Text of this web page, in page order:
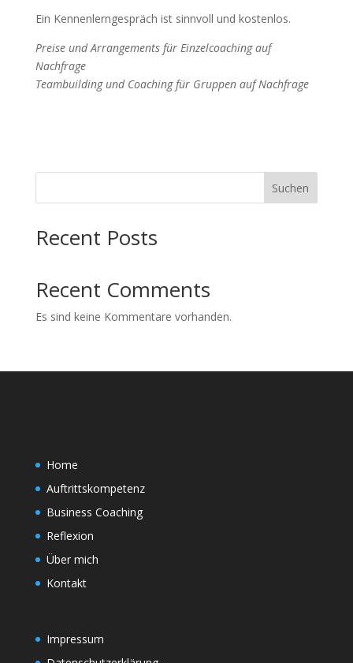
Ein Kennenlerngespräch ist sinnvoll und kostenlos.
Preise und Arrangements für Einzelcoaching auf
Nachfrage
Teambuilding und Coaching für Gruppen auf Nachfrage
Suchen
Recent Posts
Recent Comments
Es sind keine Kommentare vorhanden.
Home
Auftrittskompetenz
Business Coaching
Reflexion
Über mich
Kontakt
Impressum